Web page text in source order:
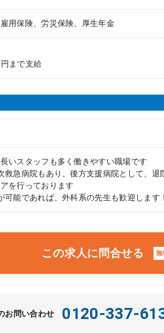
用保険、労災保険、厚生年金
まで支給
長いスタッフも多く働きやすい職場です
救急病院もあり、後方支援病院として、
を行っております
可能であれば、外科系の先生も歓迎します
この求人に問合せる 無
お問い合わせ 0120-337-